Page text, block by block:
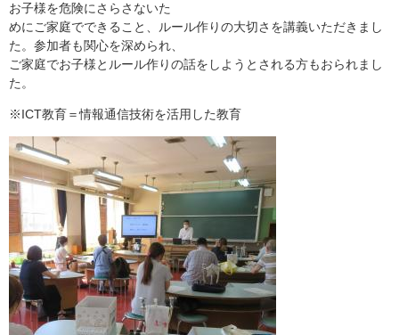
お子様を危険にさらさないた
めにご家庭でできること、ルール作りの大切さを講義いただきまし
た。参加者も関心を深められ、
ご家庭でお子様とルール作りの話をしようとされる方もおられまし
た。
※ICT教育＝情報通信技術を活用した教育